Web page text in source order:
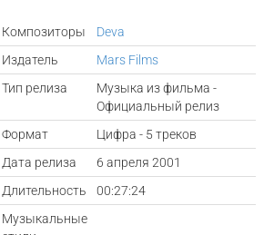
Композиторы
Deva
Издатель
Mars Films
Тип релиза
Музыка из фильма -
Официальный релиз
Формат
Цифра - 5 треков
Дата релиза
6 апреля 2001
Длительность
00:27:24
Музыкальные